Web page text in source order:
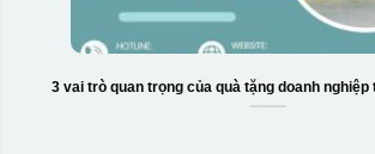
3 vai trò quan trọng của quà tặng doanh nghiệp